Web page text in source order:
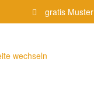
gratis Muster